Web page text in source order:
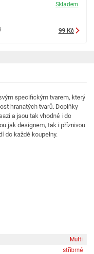
Skladem
99 Kč
specifickým tvarem, který
hranatých tvarů. Doplňky
a jsou tak vhodné i do
jak designem, tak i příznivou
do každé koupelny.
Multi
stříbrné